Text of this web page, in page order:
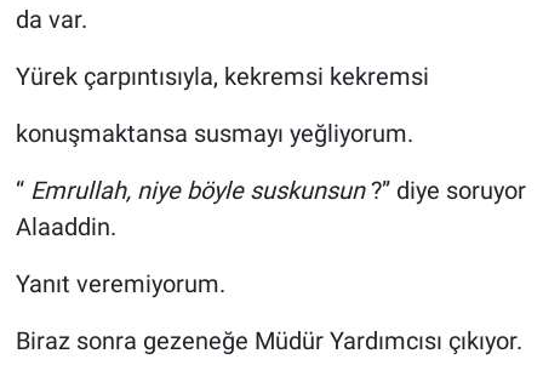
da var.
Yürek çarpıntısıyla, kekremsi kekremsi
konuşmaktansa susmayı yeğliyorum.
“ Emrullah, niye böyle suskunsun?” diye soruyor
Alaaddin.
Yanıt veremiyorum.
Biraz sonra gezeneğe Müdür Yardımcısı çıkıyor.
Teknoloji
Röportaj
Kayseri